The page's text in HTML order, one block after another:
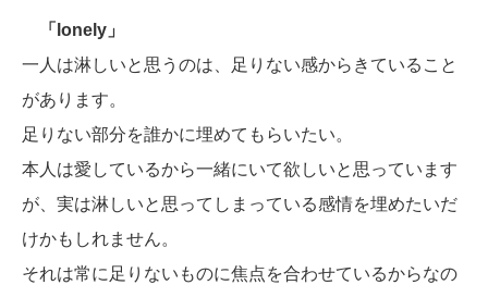
「lonely」
一人は淋しいと思うのは、足りない感からきていること
があります。
足りない部分を誰かに埋めてもらいたい。
本人は愛しているから一緒にいて欲しいと思っています
が、実は淋しいと思ってしまっている感情を埋めたいだ
けかもしれません。
それは常に足りないものに焦点を合わせているからなの